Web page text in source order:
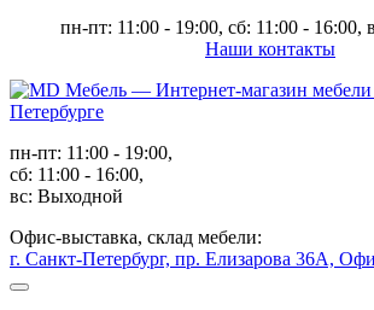
пн-пт: 11:00 - 19:00, сб: 11:00 - 16:00,
Наши контакты
пн-пт: 11:00 - 19:00,
сб: 11:00 - 16:00,
вс: Выходной
Офис-выставка, склад мебели:
г. Санкт-Петербург, пр. Елизарова 36А,